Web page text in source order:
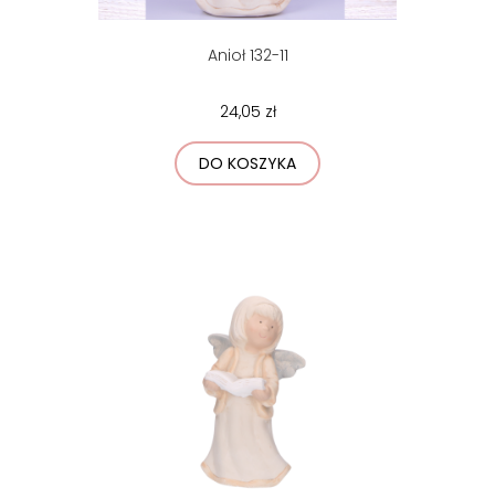
Anioł 132-11
24,05 zł
DO KOSZYKA